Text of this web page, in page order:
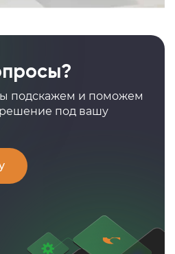
подскажем и поможем
под вашу